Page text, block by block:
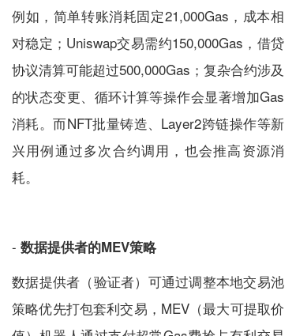
例如，简单转账消耗固定21,000Gas，成本相
对稳定；Uniswap交易需约150,000Gas，借贷
协议清算可能超过500,000Gas；复杂合约涉及
的状态变更、循环计算等操作会显著增加Gas
消耗。而NFT批量铸造、Layer2跨链操作等新
兴用例通过多次合约调用，也会推高资源消
耗。
- 数据提供者的MEV策略
数据提供者（验证者）可通过调整本地交易池
策略优先打包套利交易，MEV（最大可提取价